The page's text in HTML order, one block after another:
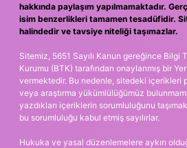
hakkında paylaşım yapılmamaktadır.
isim benzerlikleri tamamen tesadüfidir.
halindedir ve tavsiye niteliği taşımazlar.
Sitemiz, 5651 Sayılı Kanun gereğince Bilgi
Kurumu (BTK) tarafından onaylanmış bir
vermektedir. Bu nedenle, sitedeki içerikleri
veya araştırma yükümlülüğümüz
yazdıkları içeriklerin sorumluluğunu
bu sorumluluğu kabul etmiş sayılırlar.
Hukuka ve yasal düzenlemelere aykırı